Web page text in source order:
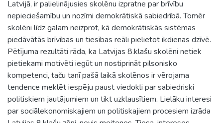
Latvijā, ir palielinājusies skolēnu izpratne par brīvību
nepieciešamību un nozīmi demokrātiskā sabiedrībā. Tomēr
skolēni līdz galam neizprot, kā demokrātiskās sistēmas
piedāvātās brīvības un tiesības reāli pielietot ikdienas dzīvē.
Pētījuma rezultāti rāda, ka Latvijas 8.klašu skolēni netiek
pietiekami motivēti iegūt un nostiprināt pilsonisko
kompetenci, taču tanī pašā laikā skolēnos ir vērojama
tendence meklēt iespēju paust viedokli par sabiedriski
politiskiem jautājumiem un tikt uzklausītiem. Lielāku interesi
par sociālekonomiskajiem un politiskajiem procesiem izrāda